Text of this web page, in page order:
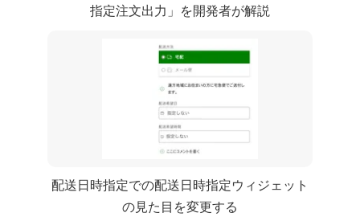
指定 | 注文CSV出力」を開発者が解説
CC 配送日時指定での配送日時指定ウィジェット
の見た目(css)を変更する